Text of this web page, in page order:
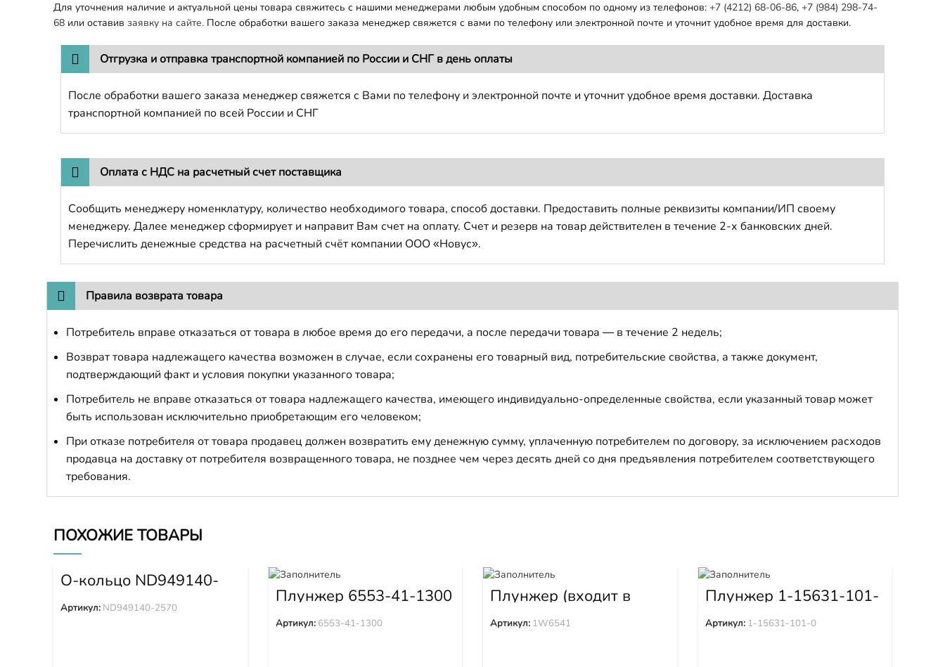
Для уточнения наличие и актуальной цены товара свяжитесь с нашими менеджерами любым удобным способом по одному из телефонов: +7 (4212) 68-06-86, +7 (984) 298-74-
68 или оставив заявку на сайте. После обработки вашего заказа менеджер свяжется с вами по телефону или электронной почте и уточнит удобное время для доставки.
Отгрузка и отправка транспортной компанией по России и СНГ в день оплаты
После обработки вашего заказа менеджер свяжется с Вами по телефону и электронной почте и уточнит удобное время доставки. Доставка
транспортной компанией по всей России и СНГ
Оплата с НДС на расчетный счет поставщика
Сообщить менеджеру номенклатуру, количество необходимого товара, способ доставки. Предоставить полные реквизиты компании/ИП своему
менеджеру. Далее менеджер сформирует и направит Вам счет на оплату. Счет и резерв на товар действителен в течение 2-х банковских дней.
Перечислить денежные средства на расчетный счёт компании ООО «Новус».
Правила возврата товара
Потребитель вправе отказаться от товара в любое время до его передачи, а после передачи товара — в течение 2 недель;
Возврат товара надлежащего качества возможен в случае, если сохранены его товарный вид, потребительские свойства, а также документ,
подтверждающий факт и условия покупки указанного товара;
Потребитель не вправе отказаться от товара надлежащего качества, имеющего индивидуально-определенные свойства, если указанный товар может
быть использован исключительно приобретающим его человеком;
При отказе потребителя от товара продавец должен возвратить ему денежную сумму, уплаченную потребителем по договору, за исключением расходов
продавца на доставку от потребителя возвращенного товара, не позднее чем через десять дней со дня предъявления потребителем соответствующего
требования.
ПОХОЖИЕ ТОВАРЫ
О-кольцо ND949140-
2570
Артикул: ND949140-2570
Плунжер 6553-41-1300
Артикул: 6553-41-1300
Плунжер (входит в
1W6539) 1W6541
Артикул: 1W6541
Плунжер 1-15631-101-
Артикул: 1-15631-101-0